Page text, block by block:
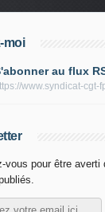
moi
au flux
www.syndicat-cgt-
vous pour être averti